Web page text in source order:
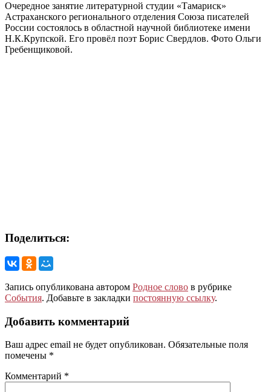
Очередное занятие литературной студии «Тамариск»
Астраханского регионального отделения Союза писателей
России состоялось в областной научной библиотеке имени
Н.К.Крупской. Его провёл поэт Борис Свердлов. Фото Ольги
Гребенщиковой.
Поделиться:
Запись опубликована автором Родное слово в рубрике
События. Добавьте в закладки постоянную ссылку.
Добавить комментарий
Ваш адрес email не будет опубликован. Обязательные поля
помечены *
Комментарий *